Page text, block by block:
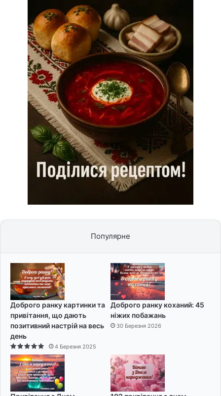
Популярне
Доброго ранку картинки та
привітання, що дають
позитивний настрій на весь
день
4 Березня 2025
Доброго ранку коханий: 45
ніжих побажань
30 Березня 2026